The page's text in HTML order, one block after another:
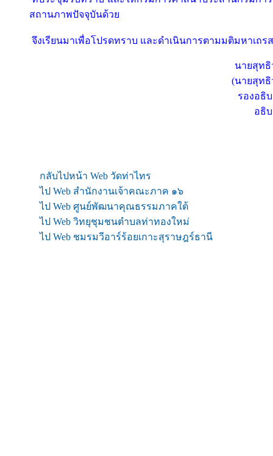
สถานภาพปัจจุบันด้วย
จึงเรียนมาเพื่อโปรดทราบ และดำเนินการตามมติมหาเถ
นายสุท
(นายสุท
รองอธิ
อธิ
กลับไปหน้า Web วัดท่าไทร
ไป Web สำนักงานเจ้าคณะภาค ๑๖
ไป Web ศูนย์พัฒนาคุณธรรมภาคใต้
ไป Web วิทยุชุมชนตำบลท่าทองใหม่
ไป Web ชมรมวีอาร์ร้อยเกาะสุราษฎร์ธานี